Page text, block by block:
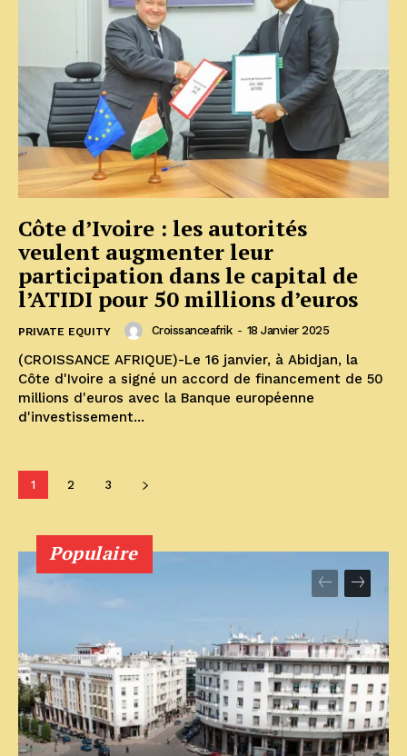
Côte d’Ivoire : les autorités
veulent augmenter leur
participation dans le capital de
l’ATIDI pour 50 millions d’euros
PRIVATE EQUITY Croissanceafrik - 18 Janvier 2025
(CROISSANCE AFRIQUE)-Le 16 janvier, à Abidjan, la
Côte d'Ivoire a signé un accord de financement de 50
millions d'euros avec la Banque européenne
d'investissement...
1 2 3
Populaire